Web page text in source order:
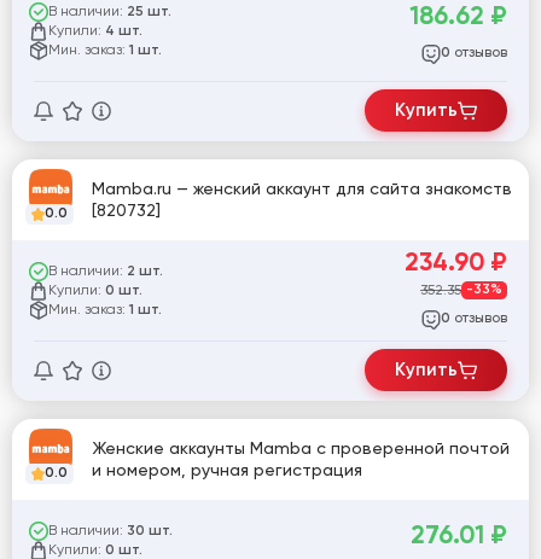
В наличии: 25 шт.
Купили: 4 шт.
Мин. заказ: 1 шт.
186.62 ₽
0 отзывов
Купить
0.0
Mamba.ru — женский аккаунт для сайта знакомств
[820732]
В наличии: 2 шт.
Купили: 0 шт.
Мин. заказ: 1 шт.
234.90 ₽
352.35 -33%
0 отзывов
Купить
0.0
Женские аккаунты Mamba с проверенной почтой
и номером, ручная регистрация
В наличии: 30 шт.
Купили: 0 шт.
276.01 ₽